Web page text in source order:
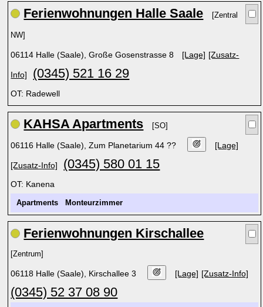
Ferienwohnungen Halle Saale [Zentral
NW]
06114 Halle (Saale), Große Gosenstrasse 8 [Lage] [Zusatz-
Info] (0345) 521 16 29
OT: Radewell
KAHSA Apartments [SO]
06116 Halle (Saale), Zum Planetarium 44 ?? [Lage]
[Zusatz-Info] (0345) 580 01 15
OT: Kanena
Apartments Monteurzimmer
Ferienwohnungen Kirschallee
[Zentrum]
06118 Halle (Saale), Kirschallee 3 [Lage] [Zusatz-Info]
(0345) 52 37 08 90